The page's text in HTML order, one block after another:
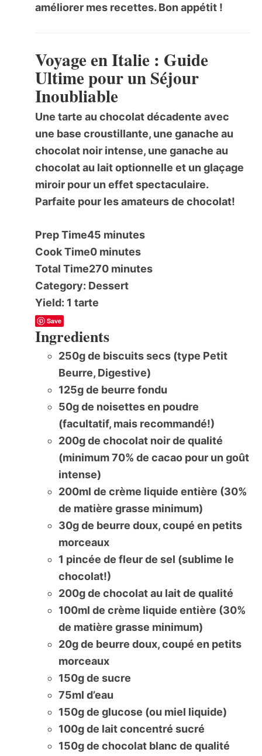
améliorer mes recettes. Bon appétit !
Voyage en Italie : Guide
Ultime pour un Séjour
Inoubliable
Une tarte au chocolat décadente avec
une base croustillante, une ganache au
chocolat noir intense, une ganache au
chocolat au lait optionnelle et un glaçage
miroir pour un effet spectaculaire.
Parfaite pour les amateurs de chocolat!
Prep Time45 minutes
Cook Time0 minutes
Total Time270 minutes
Category: Dessert
Yield: 1 tarte
Save
Ingredients
250g de biscuits secs (type Petit
Beurre, Digestive)
125g de beurre fondu
50g de noisettes en poudre
(facultatif, mais recommandé!)
200g de chocolat noir de qualité
(minimum 70% de cacao pour un goût
intense)
200ml de crème liquide entière (30%
de matière grasse minimum)
30g de beurre doux, coupé en petits
morceaux
1 pincée de fleur de sel (sublime le
chocolat!)
200g de chocolat au lait de qualité
100ml de crème liquide entière (30%
de matière grasse minimum)
20g de beurre doux, coupé en petits
morceaux
150g de sucre
75ml d’eau
150g de glucose (ou miel liquide)
100g de lait concentré sucré
150g de chocolat blanc de qualité